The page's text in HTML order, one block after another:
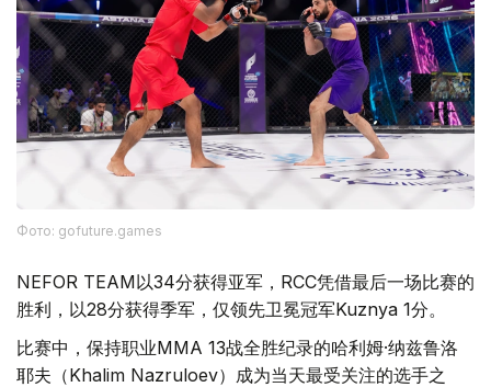
Фото: gofuture.games
NEFOR TEAM以34分获得亚军，RCC凭借最后一场比赛的
胜利，以28分获得季军，仅领先卫冕冠军Kuznya 1分。
比赛中，保持职业MMA 13战全胜纪录的哈利姆·纳兹鲁洛
耶夫（Khalim Nazruloev）成为当天最受关注的选手之